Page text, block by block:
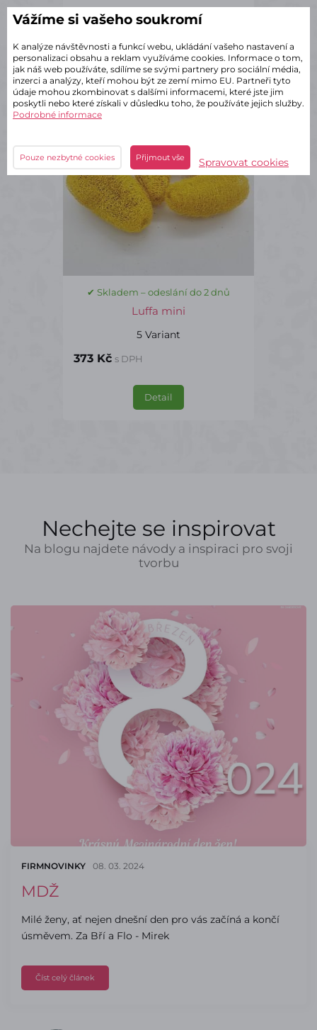
SU0414
✔ Skladem – odeslání do 2 dnů
Luffa mini
5 Variant
373 Kč s DPH
Detail
Nechejte se inspirovat
Na blogu najdete návody a inspiraci pro svoji
tvorbu
FIRMNOVINKY 08. 03. 2024
MDŽ
Milé ženy, ať nejen dnešní den pro vás začíná a končí
úsměvem. Za Bří a Flo - Mirek
Číst celý článek
Vážíme si vašeho soukromí
K analýze návštěvnosti a funkcí webu, ukládání vašeho nastavení a
personalizaci obsahu a reklam využíváme cookies. Informace o tom,
jak náš web používáte, sdílíme se svými partnery pro sociální média,
inzerci a analýzy, kteří mohou být ze zemí mimo EU. Partneři tyto
údaje mohou zkombinovat s dalšími informacemi, které jste jim
poskytli nebo které získali v důsledku toho, že používáte jejich služby.
Podrobné informace
Pouze nezbytné cookies Přijmout vše Spravovat cookies